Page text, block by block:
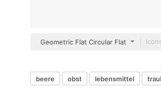
Geometric Flat Circular Flat
beere obst lebensmittel